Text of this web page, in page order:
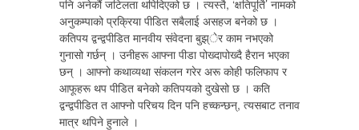
पनि अनेकौं जटिलता थपिदिएको छ । त्यस्तै, ‘क्षतिपूर्ति’ नामको
अनुकम्पाको प्रक्रिया पीडित सबैलाई असहज बनेको छ ।
कतिपय द्वन्द्वपीडित मानवीय संवेदना बुझ्ेर काम नभएको
गुनासो गर्छन् । उनीहरू आफ्ना पीडा पोख्दापोख्दै हैरान भएका
छन् । आफ्नो कथाव्यथा संकलन गरेर अरू कोही फलिफाप र
आफूहरू थप पीडित बनेको कतिपयको दुखेसो छ । कति
द्वन्द्वपीडित त आफ्नो परिचय दिन पनि हच्कन्छन्, त्यसबाट तनाव
मात्र थपिने हुनाले ।